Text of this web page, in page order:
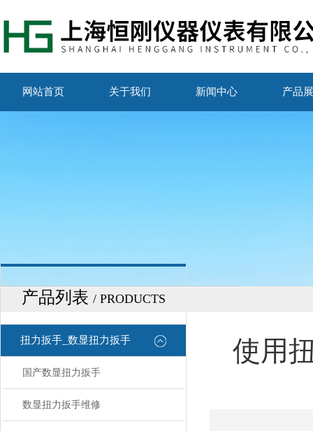
网站首页 关于我们 新闻中心 产品
产品列表 / PRODUCTS
扭力扳手_数显扭力扳手
国产数显扭力扳手
数显扭力扳手维修
使用